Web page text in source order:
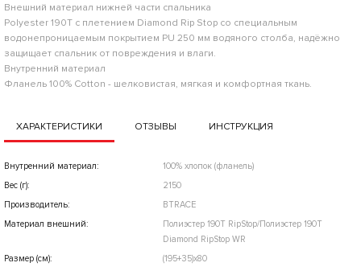
Внешний материал нижней части спальника
Polyester 190Т с плетением Diamond Rip Stop со специальным
водонепроницаемым покрытием PU 250 мм водяного столба, надёжно
защищает спальник от повреждения и влаги.
Внутренний материал
Фланель 100% Cotton - шелковистая, мягкая и комфортная ткань.
ХАРАКТЕРИСТИКИ ОТЗЫВЫ ИНСТРУКЦИЯ
Внутренний материал:
100% хлопок (фланель)
Вес (г):
2150
Производитель:
BTRACE
Материал внешний:
Полиэстер 190Т RipStop/Полиэстер 190Т
Diamond RipStop WR
Размер (см):
(195+35)х80